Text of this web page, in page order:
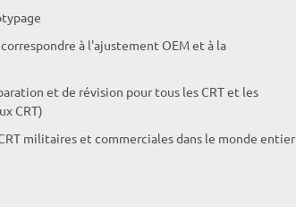
à l'ajustement OEM et à la
et de révision pour tous les CRT et les
CRT)
militaires et commerciales dans le monde entier